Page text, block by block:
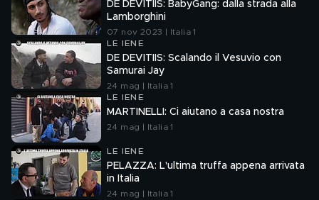
DE DEVITIIS: BabyGang: dalla strada alla
Lamborghini
07 nov 2023 | Italia 1
LE IENE
DE DEVITIIS: Scalando il Vesuvio con
Samurai Jay
24 mag | Italia 1
LE IENE
MARTINELLI: Ci aiutano a casa nostra
24 mag | Italia 1
LE IENE
PELAZZA: L'ultima truffa appena arrivata
in Italia
24 mag | Italia 1